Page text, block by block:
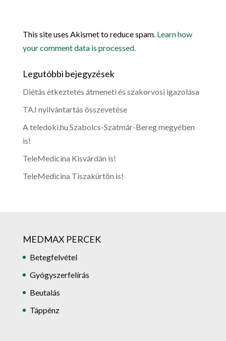
This site uses Akismet to reduce spam. Learn how
your comment data is processed.
Legutóbbi bejegyzések
Diétás étkeztetés átmeneti és szakorvosi igazolása
TAJ nyilvántartás összevetése
A teledoki.hu Szabolcs-Szatmár-Bereg megyében
is!
TeleMedicina Kisvárdán is!
TeleMedicina Tiszakürtön is!
MEDMAX PERCEK
Betegfelvétel
Gyógyszerfelírás
Beutalás
Táppénz